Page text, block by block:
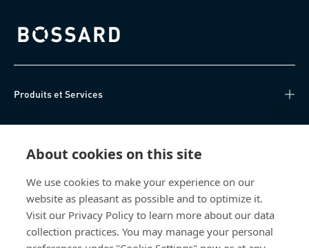
About cookies on this site
We use cookies to make your experience on our
website as pleasant as possible and to optimize it.
Visit our Privacy Policy to learn more about our data
collection practices. You may manage your personal
Bossard homepage
Produits et Services
Centre de connaissances
Qui sommes-nous
Bossard France